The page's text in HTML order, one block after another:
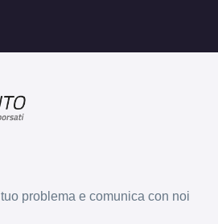
problema e comunica con noi